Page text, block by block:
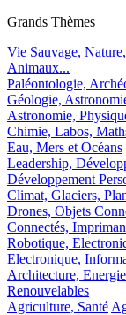
Grands Thèmes
Vie Sauvage,
Animaux...
Paléontologie,
Géologie,
Astronomie,
Chimie, Labos,
Eau, Mers et Océans
Leadership,
Développement
Climat, Glaciers,
Drones, Objets
Connectés,
Robotique,
Electronique,
Architecture,
Renouvelables
Agriculture, Santé